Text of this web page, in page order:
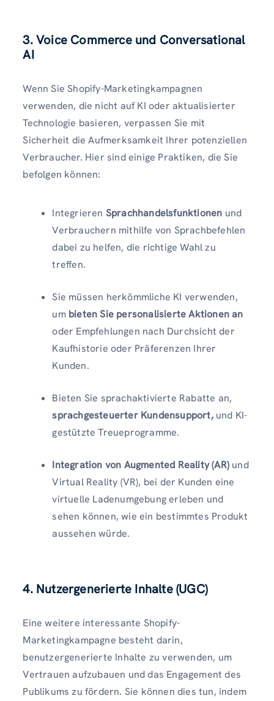
3. Voice Commerce und Conversational
AI
Wenn Sie Shopify-Marketingkampagnen
verwenden, die nicht auf KI oder aktualisierter
Technologie basieren, verpassen Sie mit
Sicherheit die Aufmerksamkeit Ihrer potenziellen
Verbraucher. Hier sind einige Praktiken, die Sie
befolgen können:
Integrieren Sprachhandelsfunktionen und
Verbrauchern mithilfe von Sprachbefehlen
dabei zu helfen, die richtige Wahl zu
treffen.
Sie müssen herkömmliche KI verwenden,
umbieten Sie personalisierte Aktionen an
oder Empfehlungen nach Durchsicht der
Kaufhistorie oder Präferenzen Ihrer
Kunden.
Bieten Sie sprachaktivierte Rabatte an,
sprachgesteuerter Kundensupport,und KI-
gestützte Treueprogramme.
Integration von Augmented Reality (AR) und
Virtual Reality (VR), bei der Kunden eine
virtuelle Ladenumgebung erleben und
sehen können, wie ein bestimmtes Produkt
aussehen würde.
4. Nutzergenerierte Inhalte (UGC)
Eine weitere interessante Shopify-
Marketingkampagne besteht darin,
benutzergenerierte Inhalte zu verwenden, um
Vertrauen aufzubauen und das Engagement des
Publikums zu fördern. Sie können dies tun, indem